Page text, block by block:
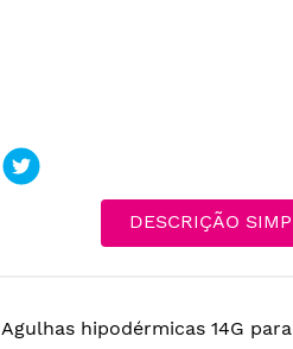
DESCRIÇÃO
Agulhas hipodérmicas 14G